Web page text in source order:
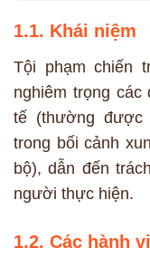
1.1. Khái niệm
Tội phạm chiến
nghiêm trọng các
tế (thường được
trong bối cảnh
bộ), dẫn đến
người thực hiện.
1.2. Các hành